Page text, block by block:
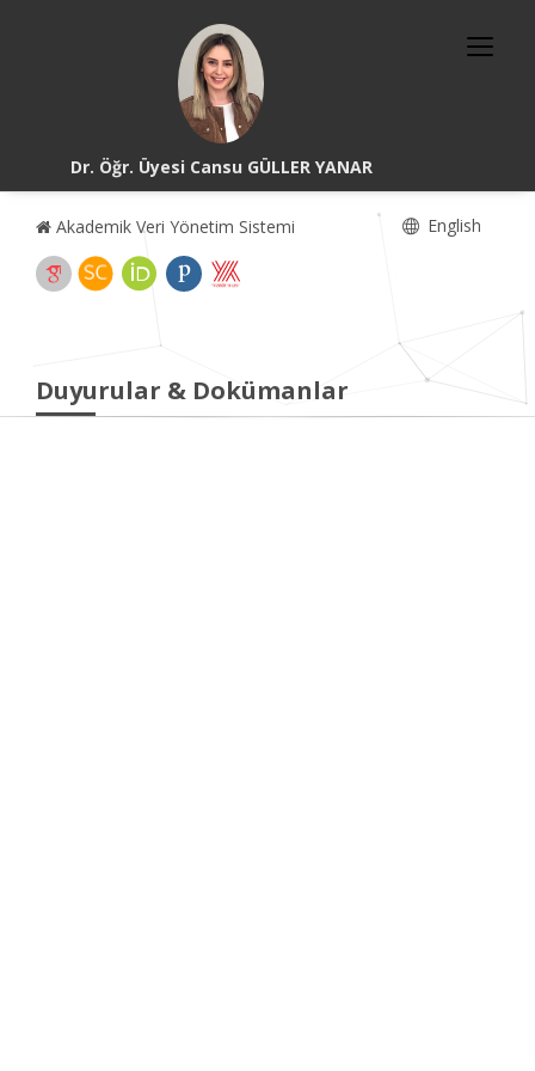
Dr. Öğr. Üyesi Cansu GÜLLER YANAR
Akademik Veri Yönetim Sistemi English
Duyurular & Dokümanlar